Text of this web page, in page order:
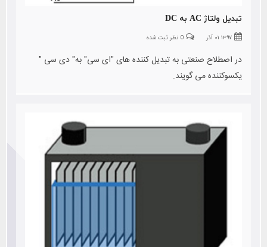
تبدیل ولتاژ AC به DC
۱۳۹۷ ۰۱ آذر 0 نظر ثبت شده
در اصطلاح صنعتی به تبدیل کننده های "ای سی" به" دی سی "
یکسوکننده می گویند.